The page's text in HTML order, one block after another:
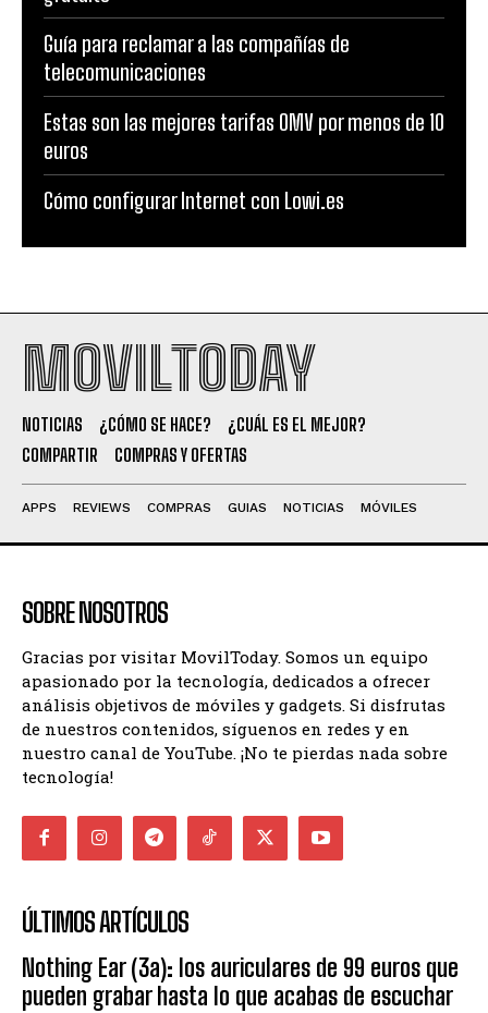
Guía para reclamar a las compañías de
telecomunicaciones
Estas son las mejores tarifas OMV por menos de 10
euros
Cómo configurar Internet con Lowi.es
MOVILTODAY
NOTICIAS ¿CÓMO SE HACE?
¿CUÁL ES EL MEJOR?
COMPARTIR
COMPRAS Y OFERTAS
APPS REVIEWS COMPRAS GUIAS NOTICIAS MÓVILES
SOBRE NOSOTROS
Gracias por visitar MovilToday. Somos un equipo
apasionado por la tecnología, dedicados a ofrecer
análisis objetivos de móviles y gadgets. Si disfrutas
de nuestros contenidos, síguenos en redes y en
nuestro canal de YouTube. ¡No te pierdas nada sobre
tecnología!
ÚLTIMOS ARTÍCULOS
Nothing Ear (3a): los auriculares de 99 euros que
pueden grabar hasta lo que acabas de escuchar